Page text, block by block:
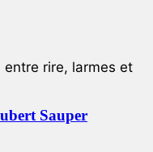
rire, larmes et
Sauper